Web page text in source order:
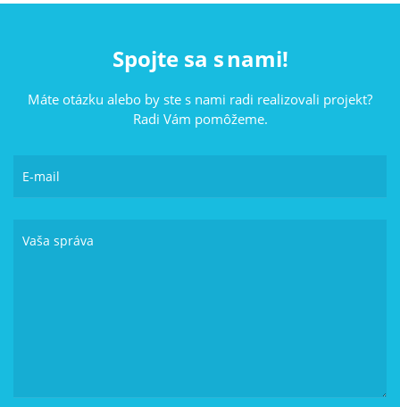
Spojte sa s nami!
Máte otázku alebo by ste s nami radi realizovali projekt?
Radi Vám pomôžeme.
E-mail
Vaša správa